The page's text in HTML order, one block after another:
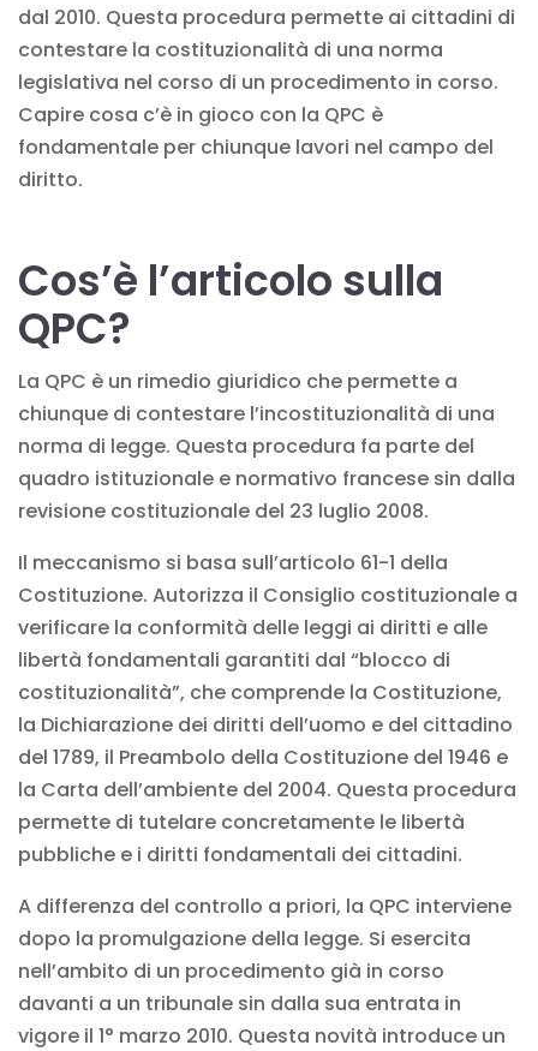
dal 2010. Questa procedura permette ai cittadini di
contestare la costituzionalità di una norma
legislativa nel corso di un procedimento in corso.
Capire cosa c’è in gioco con la QPC è
fondamentale per chiunque lavori nel campo del
diritto.
Cos’è l’articolo sulla
QPC?
La QPC è un rimedio giuridico che permette a
chiunque di contestare l’incostituzionalità di una
norma di legge. Questa procedura fa parte del
quadro istituzionale e normativo francese sin dalla
revisione costituzionale del 23 luglio 2008.
Il meccanismo si basa sull’articolo 61-1 della
Costituzione. Autorizza il Consiglio costituzionale a
verificare la conformità delle leggi ai diritti e alle
libertà fondamentali garantiti dal “blocco di
costituzionalità”, che comprende la Costituzione,
la Dichiarazione dei diritti dell’uomo e del cittadino
del 1789, il Preambolo della Costituzione del 1946 e
la Carta dell’ambiente del 2004. Questa procedura
permette di tutelare concretamente le libertà
pubbliche e i diritti fondamentali dei cittadini.
A differenza del controllo a priori, la QPC interviene
dopo la promulgazione della legge. Si esercita
nell’ambito di un procedimento già in corso
davanti a un tribunale sin dalla sua entrata in
vigore il 1° marzo 2010. Questa novità introduce un